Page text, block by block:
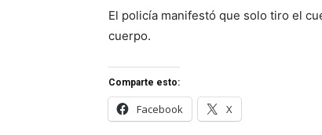
El policía manifestó que solo tiro el
cuerpo.
Comparte esto:
Facebook X